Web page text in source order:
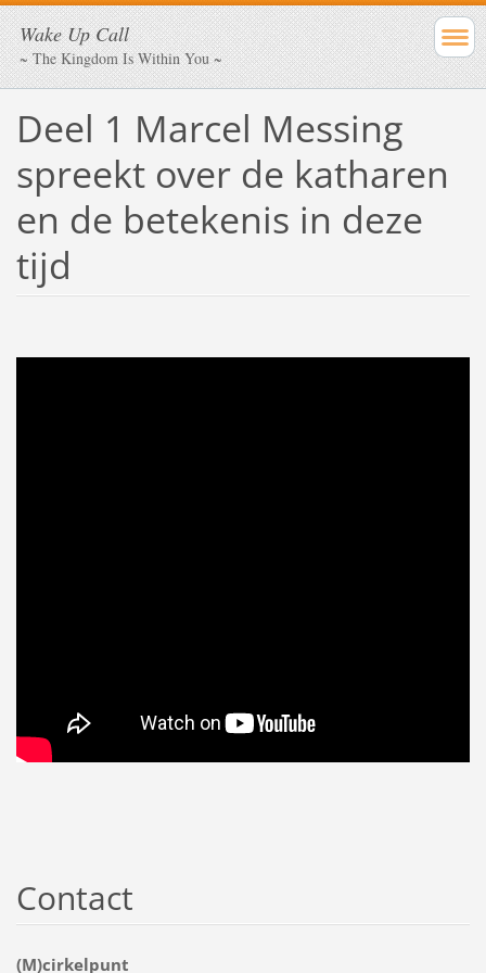
Wake Up Call
~ The Kingdom Is Within You ~
Deel 1 Marcel Messing
spreekt over de katharen
en de betekenis in deze
tijd
Contact
(M)cirkelpunt